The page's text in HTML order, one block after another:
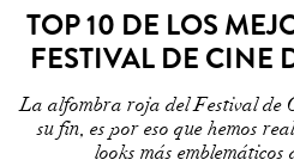
TOP 10 DE LOS
FESTIVAL DE CINE
La alfombra roja del Festival de
su fin, es por eso que hemos
looks más emblemáticos